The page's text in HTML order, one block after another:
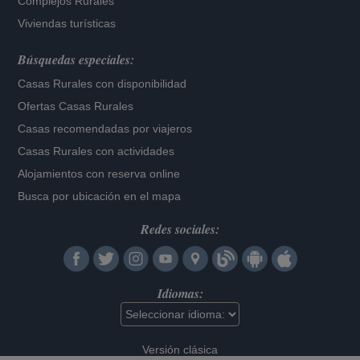
Viviendas turísticas
Búsquedas especiales:
Casas Rurales con disponibilidad
Ofertas Casas Rurales
Casas recomendadas por viajeros
Casas Rurales con actividades
Alojamientos con reserva online
Busca por ubicación en el mapa
Redes sociales:
Idiomas:
Versión clásica